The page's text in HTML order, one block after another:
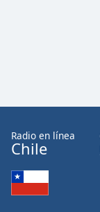
Radio en línea
Chile